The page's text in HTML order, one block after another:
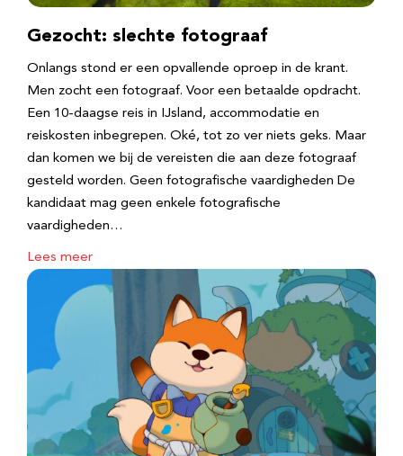
Gezocht: slechte fotograaf
Onlangs stond er een opvallende oproep in de krant.
Men zocht een fotograaf. Voor een betaalde opdracht.
Een 10-daagse reis in IJsland, accommodatie en
reiskosten inbegrepen. Oké, tot zo ver niets geks. Maar
dan komen we bij de vereisten die aan deze fotograaf
gesteld worden. Geen fotografische vaardigheden De
kandidaat mag geen enkele fotografische
vaardigheden…
Lees meer